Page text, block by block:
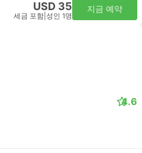
USD 35
세금 포함 성인 1명
지금 예약
4.6